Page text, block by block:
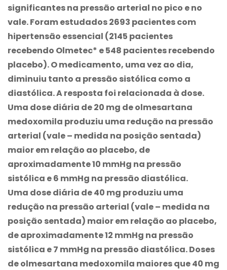
significantes na pressão arterial no pico e no
vale. Foram estudados 2693 pacientes com
hipertensão essencial (2145 pacientes
recebendo Olmetec* e 548 pacientes recebendo
placebo). O medicamento, uma vez ao dia,
diminuiu tanto a pressão sistólica como a
diastólica. A resposta foi relacionada à dose.
Uma dose diária de 20 mg de olmesartana
medoxomila produziu uma redução na pressão
arterial (vale – medida na posição sentada)
maior em relação ao placebo, de
aproximadamente 10 mmHg na pressão
sistólica e 6 mmHg na pressão diastólica.
Uma dose diária de 40 mg produziu uma
redução na pressão arterial (vale – medida na
posição sentada) maior em relação ao placebo,
de aproximadamente 12 mmHg na pressão
sistólica e 7 mmHg na pressão diastólica. Doses
de olmesartana medoxomila maiores que 40 mg